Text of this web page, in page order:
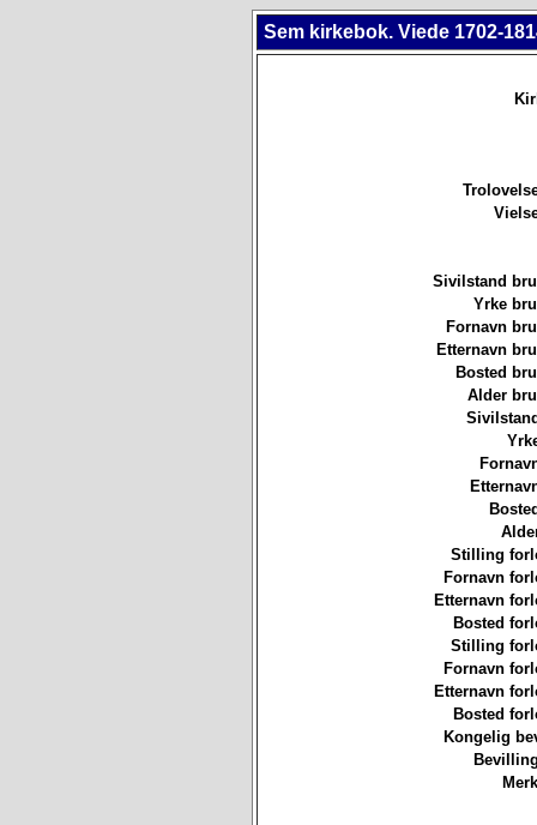
Sem kirkebok. Viede 1702-
Sivilstand
Yrke
Fornavn
Etternavn
Bosted
Alder
Stilling
Fornavn
Etternavn
Bosted
Stilling
Fornavn
Etternavn
Bosted
Kongelig